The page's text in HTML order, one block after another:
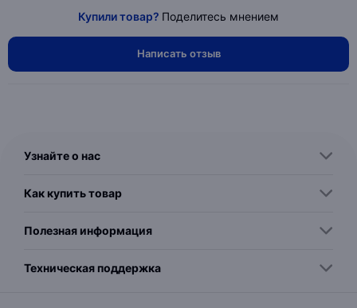
Купили товар? Поделитесь мнением
Написать отзыв
Узнайте о нас
Как купить товар
Полезная информация
Техническая поддержка